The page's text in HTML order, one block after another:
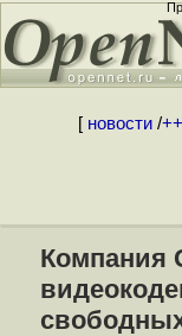
[ новости/
Компания